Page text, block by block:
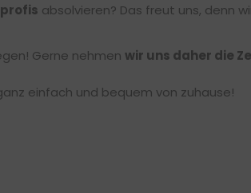
absolvieren? Das freut uns, denn
Gerne nehmen wir uns daher die
einfach und bequem von zuhause!